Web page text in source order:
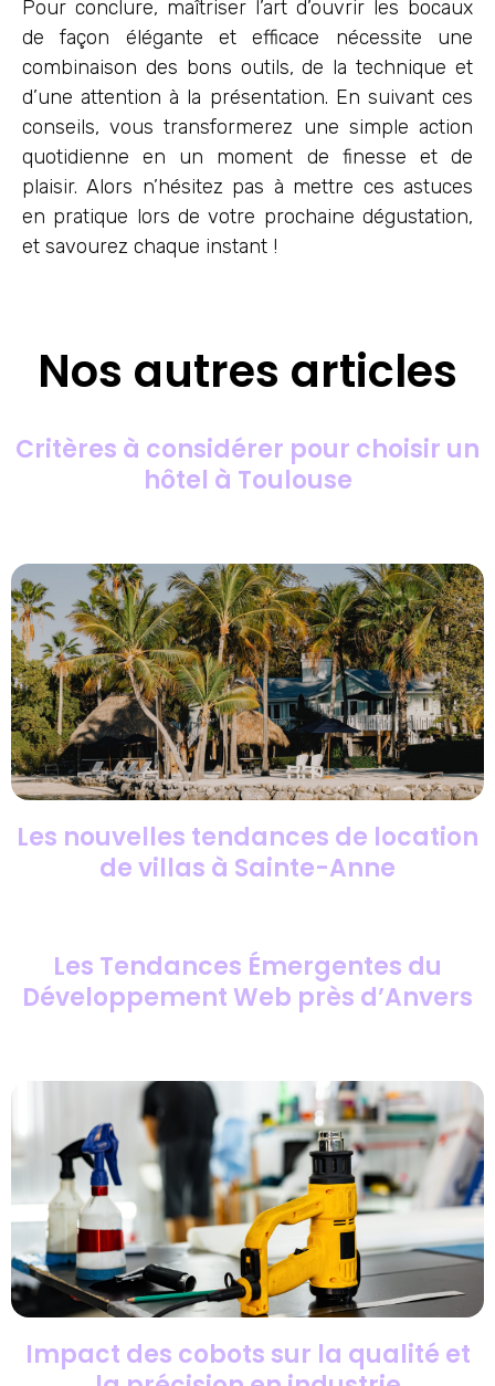
Pour conclure, maîtriser l’art d’ouvrir les bocaux
de façon élégante et efficace nécessite une
combinaison des bons outils, de la technique et
d’une attention à la présentation. En suivant ces
conseils, vous transformerez une simple action
quotidienne en un moment de finesse et de
plaisir. Alors n’hésitez pas à mettre ces astuces
en pratique lors de votre prochaine dégustation,
et savourez chaque instant !
Nos autres articles
Critères à considérer pour choisir un
hôtel à Toulouse
Les nouvelles tendances de location
de villas à Sainte-Anne
Les Tendances Émergentes du
Développement Web près d’Anvers
Impact des cobots sur la qualité et